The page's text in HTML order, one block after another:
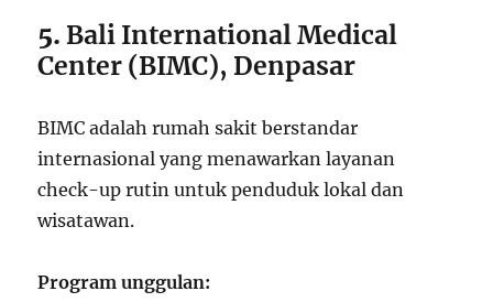
5.Bali International Medical
Center (BIMC), Denpasar
BIMC adalah rumah sakit berstandar
internasional yang menawarkan layanan
check-up rutin untuk penduduk lokal dan
wisatawan.
Program unggulan: